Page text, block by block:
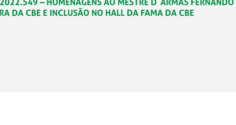
– HOMENAGENS AO MESTRE D´ARMAS
DA CBE E INCLUSÃO NO HALL DA FAMA DA CBE